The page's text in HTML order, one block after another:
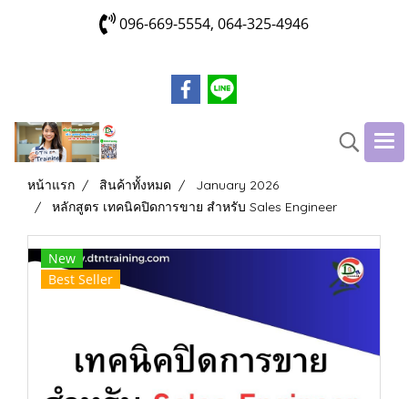
096-669-5554, 064-325-4946
หน้าแรก สินค้าทั้งหมด
January 2026
หลักสูตร เทคนิคปิดการขาย สำหรับ Sales Engineer
New
Best Seller